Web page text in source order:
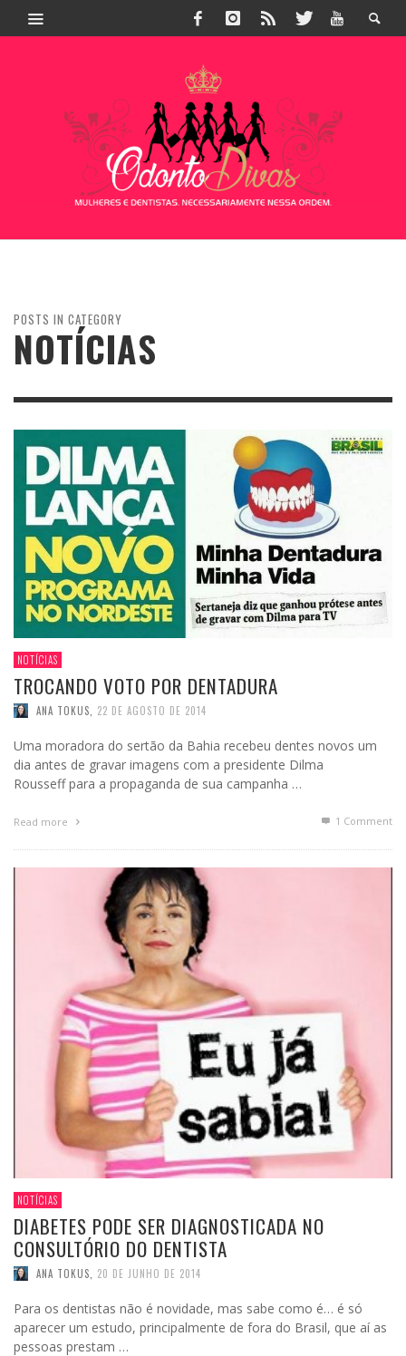
POSTS IN CATEGORY
NOTÍCIAS
NOTÍCIAS
TROCANDO VOTO POR DENTADURA
ANA TOKUS 22 DE AGOSTO DE 2014
Uma moradora do sertão da Bahia recebeu dentes novos um
dia antes de gravar imagens com a presidente Dilma
Rousseff para a propaganda de sua campanha …
Read more 1 Comment
NOTÍCIAS
DIABETES PODE SER DIAGNOSTICADA NO
CONSULTÓRIO DO DENTISTA
ANA TOKUS 20 DE JUNHO DE 2014
Para os dentistas não é novidade, mas sabe como é… é só
aparecer um estudo, principalmente de fora do Brasil, que aí as
pessoas prestam …